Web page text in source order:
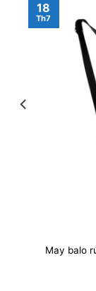
May balo
18
Th7